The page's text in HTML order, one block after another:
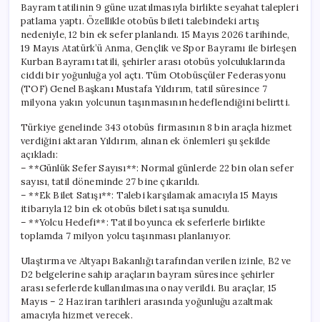
Sefer
Sayısı
Artırıldı
için
Bayram tatilinin 9 güne uzatılmasıyla birlikte seyahat talepleri
patlama yaptı. Özellikle otobüs bileti talebindeki artış
nedeniyle, 12 bin ek sefer planlandı. 15 Mayıs 2026 tarihinde,
19 Mayıs Atatürk’ü Anma, Gençlik ve Spor Bayramı ile birleşen
Kurban Bayramı tatili, şehirler arası otobüs yolculuklarında
ciddi bir yoğunluğa yol açtı. Tüm Otobüsçüler Federasyonu
(TOF) Genel Başkanı Mustafa Yıldırım, tatil süresince 7
milyona yakın yolcunun taşınmasının hedeflendiğini belirtti.
Türkiye genelinde 343 otobüs firmasının 8 bin araçla hizmet
verdiğini aktaran Yıldırım, alınan ek önlemleri şu şekilde
açıkladı:
– **Günlük Sefer Sayısı**: Normal günlerde 22 bin olan sefer
sayısı, tatil döneminde 27 bine çıkarıldı.
– **Ek Bilet Satışı**: Talebi karşılamak amacıyla 15 Mayıs
itibarıyla 12 bin ek otobüs bileti satışa sunuldu.
– **Yolcu Hedefi**: Tatil boyunca ek seferlerle birlikte
toplamda 7 milyon yolcu taşınması planlanıyor.
Ulaştırma ve Altyapı Bakanlığı tarafından verilen izinle, B2 ve
D2 belgelerine sahip araçların bayram süresince şehirler
arası seferlerde kullanılmasına onay verildi. Bu araçlar, 15
Mayıs – 2 Haziran tarihleri arasında yoğunluğu azaltmak
amacıyla hizmet verecek.